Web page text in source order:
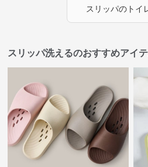
スリッパのトイ
スリッパ洗えるのおすすめアイ